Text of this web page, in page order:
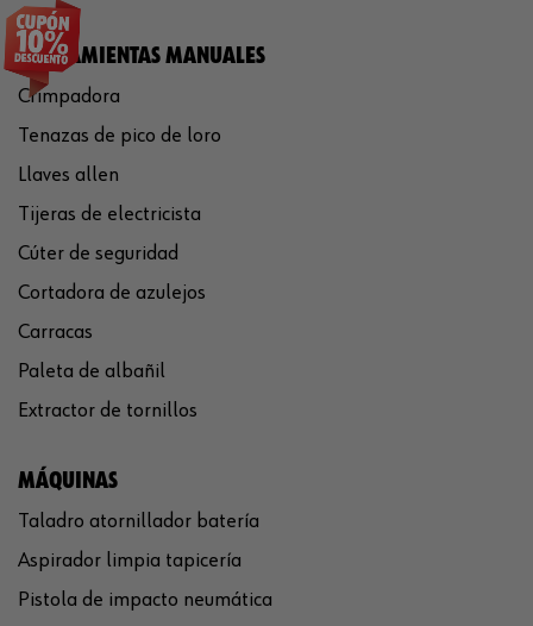
HERRAMIENTAS MANUALES
Crimpadora
Tenazas de pico de loro
Llaves allen
Tijeras de electricista
Cúter de seguridad
Cortadora de azulejos
Carracas
Paleta de albañil
Extractor de tornillos
MÁQUINAS
Taladro atornillador batería
Aspirador limpia tapicería
Pistola de impacto neumática